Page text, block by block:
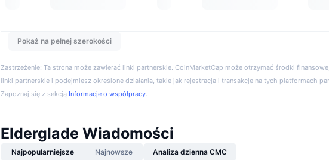
Pokaż na pełnej szerokości
Zastrzeżenie: Ta strona może zawierać linki partnerskie. CoinMarketCap może otrzymać środki
linki partnerskie i podejmiesz określone działania, takie jak rejestracja i transakcje na tych platformach
Zapoznaj się z sekcją Informacje o współpracy.
Elderglade Wiadomości
Najpopularniejsze Najnowsze Analiza dzienna CMC